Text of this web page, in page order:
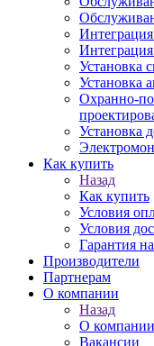
Установка
Установка
Охранно-
Установка
Как купить
Назад
Как купить
Условия
Условия
Гарантия
Производители
Партнерам
О компании
Назад
О компании
Вакансии